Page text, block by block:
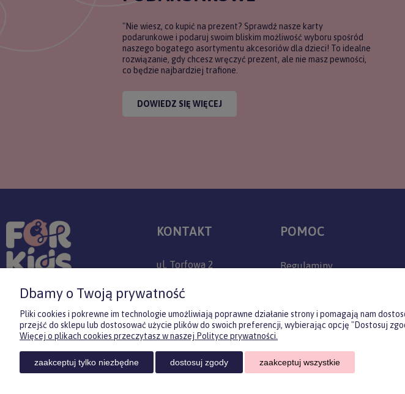
"Nie wiesz, co kupić na prezent? Sprawdź nasze karty
podarunkowe i podaruj swoim bliskim możliwość wyboru spośród
naszego bogatego asortymentu akcesoriów dla dzieci! To idealne
rozwiązanie, gdy chcesz wręczyć prezent, ale nie masz pewności,
co będzie najbardziej trafione.
DOWIEDZ SIĘ WIĘCEJ
KONTAKT
ul. Torfowa 2
+48 509 779 757
sklep@forkids.pl
Infolinia dostępna:
POMOC
Regulaminy
Polityka prywatności
Jak kupować?
Czas realizacji zamówienia
Czas i koszty dostawy
Dbamy o Twoją prywatność
Pliki cookies i pokrewne im technologie umożliwiają poprawne działanie strony i pomagają nam
przejść do sklepu lub dostosować użycie plików do swoich preferencji, wybierając opcję "Dostosuj
Więcej o plikach cookies przeczytasz w naszej Polityce prywatności.
zaakceptuj tylko niezbędne dostosuj zgody zaakceptuj wszystkie